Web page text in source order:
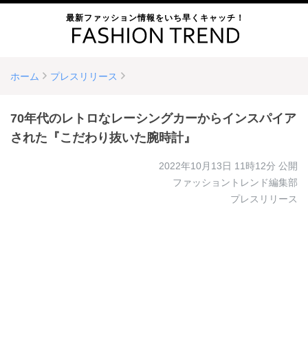
最新ファッション情報をいち早くキャッチ！
ホーム プレスリリース
70年代のレトロなレーシングカーからインスパイア
された『こだわり抜いた腕時計』
2022年10月13日 11時12分 公開
ファッショントレンド編集部
プレスリリース